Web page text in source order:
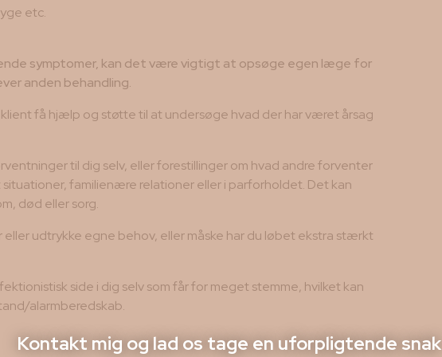
etc.
symptomer, kan det være vigtigt at opsøge egen læge for
anden behandling.
få hjælp og støtte til at undersøge hvad der har været årsag
til dig selv, eller forestillinger om hvad andre forventer
familienære relationer eller i parforholdet. Det kan
død eller sorg.
udtrykke egne behov, eller måske har du løbet ekstra stærkt
side i dig selv som får for meget stemme, hvilket kan
alarmberedskab.
Kontakt mig og lad os tage en uforpligtende snak